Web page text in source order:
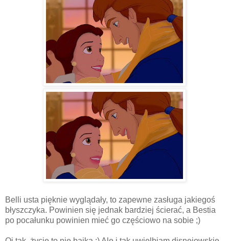
Belli usta pięknie wyglądały, to zapewne zasługa jakiegoś
błyszczyka. Powinien się jednak bardziej ścierać, a Bestia
po pocałunku powinien mieć go częściowo na sobie ;)